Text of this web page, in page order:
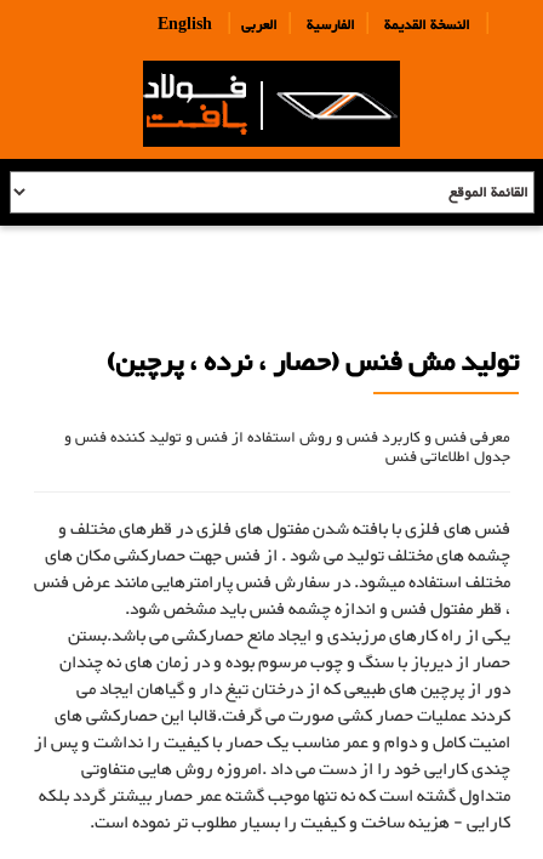
English| النسخة القديمة | الفارسية | العربی |
تولید مش فنس (حصار ، نرده ، پرچین)
معرفی فنس و کاربرد فنس و روش استفاده از فنس و تولید کننده فنس و
جدول اطلاعاتی فنس
فنس های فلزی با بافته شدن مفتول های فلزی در قطرهای مختلف و
چشمه های مختلف تولید می شود . از فنس جهت حصارکشی مکان های
مختلف استفاده میشود. در سفارش فنس پارامترهایی مانند عرض فنس
، قطر مفتول فنس و اندازه چشمه فنس باید مشخص شود.
یکی از راه کارهای مرزبندی و ایجاد مانع حصارکشی می باشد.بستن
حصار از دیرباز با سنگ و چوب مرسوم بوده و در زمان های نه چندان
دور از پرچین های طبیعی که از درختان تیغ دار و گیاهان ایجاد می
کردند عملیات حصار کشی صورت می گرفت.قالبا این حصارکشی های
امنیت کامل و دوام و عمر مناسب یک حصار با کیفیت را نداشت و پس از
چندی کارایی خود را از دست می داد .امروزه روش هایی متفاوتی
متداول گشته است که نه تنها موجب گشته عمر حصار بیشتر گردد بلکه
کارایی - هزینه ساخت و کیفیت را بسیار مطلوب تر نموده است.